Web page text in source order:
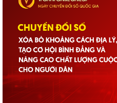
lượt xem: 202 | lượt tải:111
TB 09/UBBC
THÔNG BÁO TIẾP NHẬN HỒ
MƯỜNG KIM NHIỆM KỲ 2026-
Thời gian đăng: 08/01/2026
lượt xem: 204 | lượt tải:149
NQ 41/NQ-HĐND
NQ phân bổ kinh phí chuyển
Thời gian đăng: 01/12/2025